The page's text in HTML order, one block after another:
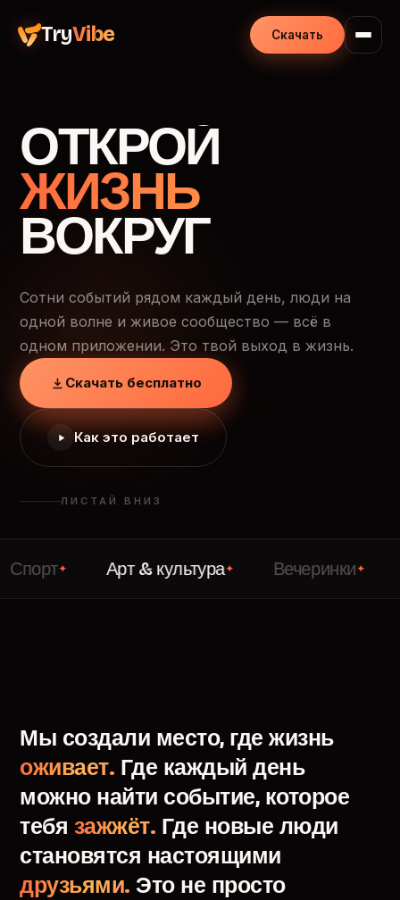
TryVibe Скачать
ОТКРОЙ
ЖИЗНЬ
ВОКРУГ
Сотни событий рядом каждый день, люди на
одной волне и живое сообщество — всё в
одном приложении. Это твой выход в жизнь.
Скачать бесплатно
Как это работает
ЛИСТАЙ ВНИЗ
Арт & культура✦ Вечеринки✦
Мы создали место, где жизнь
оживает. Где каждый день
можно найти событие, которое
тебя зажжёт. Где новые люди
становятся настоящими
друзьями. Это не просто